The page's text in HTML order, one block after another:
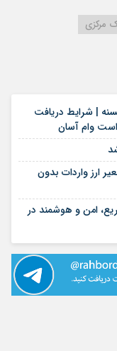
مرکزی
| شرایط دریافت
وام آسان
ارز واردات بدون
امن و هوشمند در